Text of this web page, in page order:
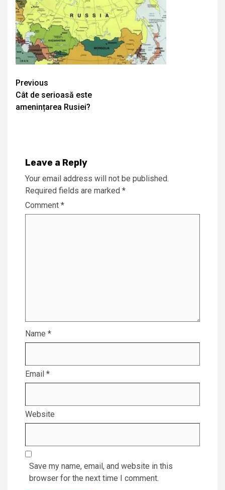
Continue
Reading
Previous
Cât de serioasă este
amenințarea Rusiei?
Leave a Reply
Your email address will not be published.
Required fields are marked *
Comment *
Name *
Email *
Website
Save my name, email, and website in this
browser for the next time I comment.